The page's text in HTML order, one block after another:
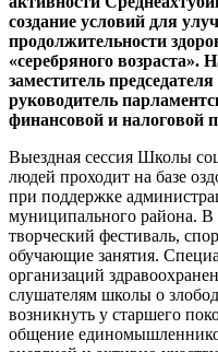
создание условий для
продолжительности
«серебряного
заместитель
руководитель
финансовой и налоговой
Выездная сессия Школы
людей проходит на базе
при поддержке
муниципального района.
творческий фестиваль,
обучающие занятия.
организаций
слушателям школы о
возникнуть у старшего
общение